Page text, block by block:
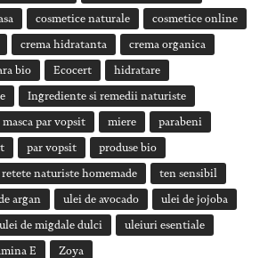
cosmetice naturale cosmetice online
crema hidratanta crema organica
bio Ecocert hidratare
Ingrediente si remedii naturiste
masca par vopsit miere parabeni
par vopsit produse bio
retete naturiste homemade ten sensibil
argan ulei de avocado ulei de jojoba
ulei de migdale dulci uleiuri esentiale
E Zoya